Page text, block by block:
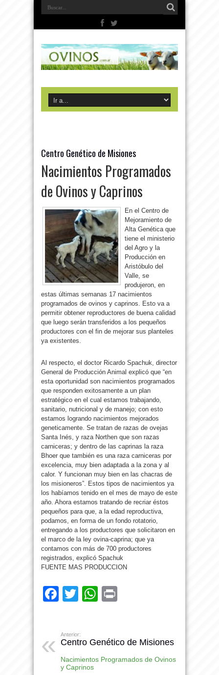
Centro Genético de Misiones
Nacimientos Programados
de Ovinos y Caprinos
En el Centro de
Mejoramiento de
Alta Genética que
tiene el ministerio
del Agro y la
Producción en
Aristóbulo del
Valle, se
produjeron, en
estas últimas semanas 17 nacimientos
programados de ovinos y caprinos. Esto va a
permitir obtener reproductores de buena calidad
que luego serán transferidos a los pequeños
productores con el fin de mejorar sus planteles
ya existentes.
Al respecto, el doctor Ricardo Spachuk, director
General de Producción Animal explicó que “en
esta oportunidad son nacimientos programados
que responden exitosamente a un plan
estratégico en el cual estamos trabajando,
sanitario, nutricional y de manejo; con esto
estamos logrando nacimientos mejorados
geneticamente. Se tratan de razas de ovejas
Santa Inés, y raza Northen que son razas
carniceras; y dentro de las caprinas la raza
Bhoer que también es una raza carniceras por
excelencia, muy bien adaptada a la zona y al
calor. Y funcionan muy bien en las chacras de
los misioneros”. Estos tipos de nacimientos ya
los habíamos tenido en el mes de mayo de este
año. Ahora estamos tratando de recriar éstos
pequeños para que, a la edad reproductiva,
podamos, en forma de un fondo rotatorio,
entregando a los productores que solicitaron en
el marco de la ley ovina-caprina; que ya
contamos con más de 700 productores
registrados, explicó Spachuk
FUENTE MAS PRODUCCION
Facebook
TwitterWhatsApp
Anterior:
Centro Genético de Misiones
Nacimientos Programados de Ovinos
y Caprinos